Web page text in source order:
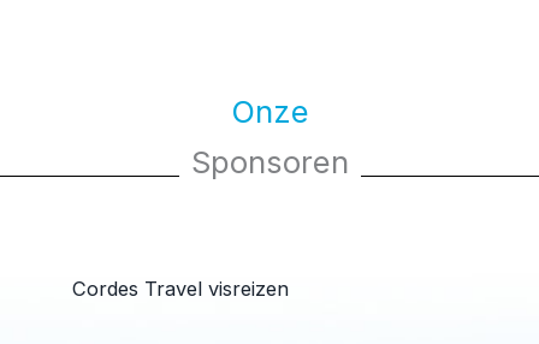
Onze
Sponsoren
Cordes Travel visreizen